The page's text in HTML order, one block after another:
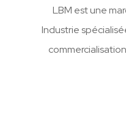
LBM est une
Industrie